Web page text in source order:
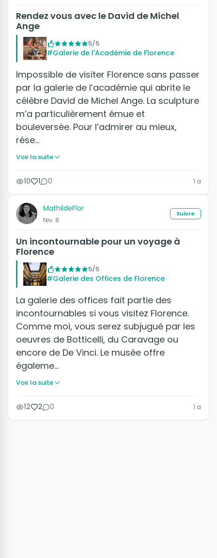
Rendez vous avec le David de Michel
Ange
5/5
#Galerie de l'Académie de Florence
Impossible de visiter Florence sans passer
par la galerie de l’académie qui abrite le
célèbre David de Michel Ange. La sculpture
m’a particulièrement émue et
bouleversée. Pour l’admirer au mieux,
rése…
Voir la suite
10 1 0 1 a
MathildeFlor
Niv. 8
Suivre
Un incontournable pour un voyage à
Florence
5/5
#Galerie des Offices de Florence
La galerie des offices fait partie des
incontournables si vous visitez Florence.
Comme moi, vous serez subjugué par les
oeuvres de Botticelli, du Caravage ou
encore de De Vinci. Le musée offre
égaleme…
Voir la suite
12 2 0 1 a